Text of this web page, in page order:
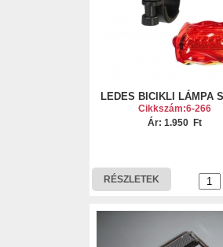
LEDES BICIKLI LÁMPA
Cikkszám:6-266
Ár: 1.950 Ft
RÉSZLETEK